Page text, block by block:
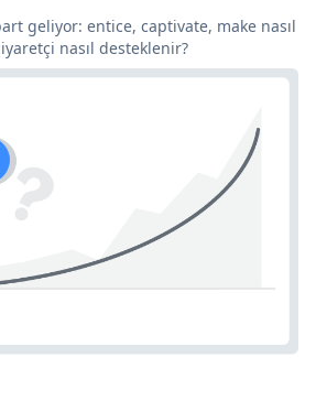
geliyor: entice, captivate, make nasıl
nasıl desteklenir?